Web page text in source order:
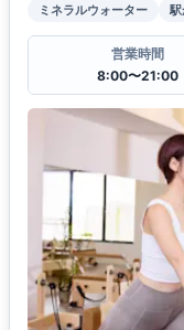
ミネラルウォーター
営業時間
8:00〜21:00